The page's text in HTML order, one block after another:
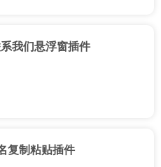
我们悬浮窗插件
复制粘贴插件